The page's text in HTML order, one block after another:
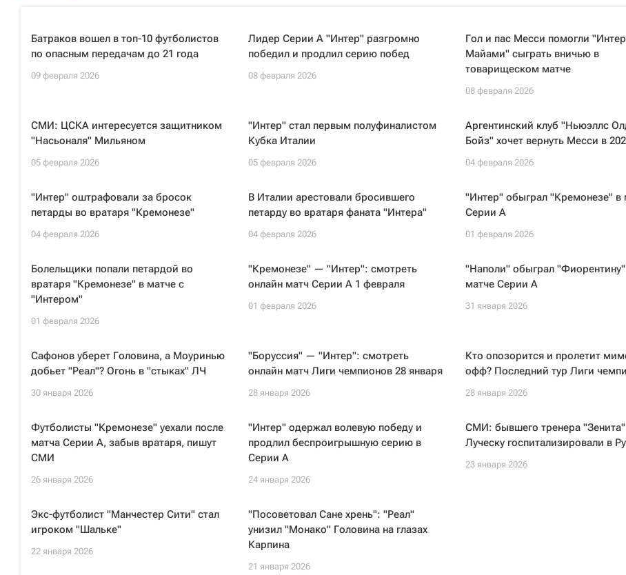
Батраков вошел в топ-10 футболистов
по опасным передачам до 21 года
09 февраля 2026
Лидер Серии А "Интер" разгромно
победил и продлил серию побед
08 февраля 2026
Гол и пас Месси помогли "Интер
Майами" сыграть вничью в
товарищеском матче
08 февраля 2026
СМИ: ЦСКА интересуется защитником
"Насьоналя" Мильяном
05 февраля 2026
"Интер" стал первым полуфиналистом
Кубка Италии
05 февраля 2026
Аргентинский клуб "Ньюэллс
Бойз" хочет вернуть Месси в
04 февраля 2026
"Интер" оштрафовали за бросок
петарды во вратаря "Кремонезе"
04 февраля 2026
В Италии арестовали бросившего
петарду во вратаря фаната "Интера"
04 февраля 2026
"Интер" обыграл "Кремонезе" в
Серии А
01 февраля 2026
Болельщики попали петардой во
вратаря "Кремонезе" в матче с
"Интером"
01 февраля 2026
"Кремонезе" — "Интер": смотреть
онлайн матч Серии А 1 февраля
01 февраля 2026
"Наполи" обыграл
матче Серии А
31 января 2026
Сафонов уберет Головина, а Моуринью
добьет "Реал"? Огонь в "стыках" ЛЧ
30 января 2026
"Боруссия" — "Интер": смотреть
онлайн матч Лиги чемпионов 28 января
28 января 2026
Кто опозорится и пролетит
офф? Последний тур Лиги
28 января 2026
Футболисты "Кремонезе" уехали после
матча Серии А, забыв вратаря, пишут
СМИ
26 января 2026
"Интер" одержал волевую победу и
продлил беспроигрышную серию в
Серии А
24 января 2026
СМИ: бывшего тренера "Зенита"
Луческу госпитализировали в
23 января 2026
Экс-футболист "Манчестер Сити" стал
игроком "Шальке"
22 января 2026
"Посоветовал Сане хрень": "Реал"
унизил "Монако" Головина на глазах
Карпина
21 января 2026